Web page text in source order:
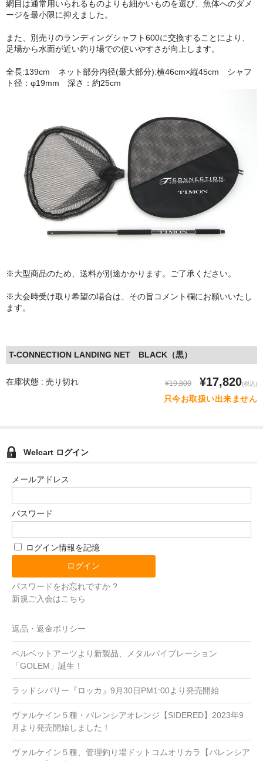
網目は通常用いられるものよりも細かいものを選び、魚体へのダメ
ージを最小限に抑えました。
また、別売りのランディングシャフト600に交換することにより、
足場から水面が近い釣り場での使いやすさが向上します。
全長:139cm ネット部分内径(最大部分):横46cm×縦45cm シャフ
ト径：φ19mm 深さ：約25cm
※大型商品のため、送料が別途かかります。ご了承ください。
※大会時受け取り希望の場合は、その旨コメント欄にお願いいたし
ます。
T-CONNECTION LANDING NET BLACK（黒）
在庫状態 : 売り切れ ¥19,800 ¥17,820(税込)
只今お取扱い出来ません
Welcart ログイン
メールアドレス
パスワード
ログイン情報を記憶
パスワードをお忘れですか ?
新規ご入会はこちら
返品・返金ポリシー
ベルベットアーツより新製品、メタルバイブレーション
「GOLEM」誕生！
ラッドシバリー『ロッカ』9月30日PM1:00より発売開始
ヴァルケイン５種・バレンシアオレンジ【SIDERED】2023年9
月より発売開始しました！
ヴァルケイン５種、管理釣り場ドットコムオリカラ【バレンシア